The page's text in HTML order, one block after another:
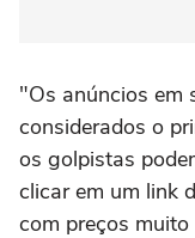
"Os anúncios em
considerados o
os golpistas
clicar em um link
com preços